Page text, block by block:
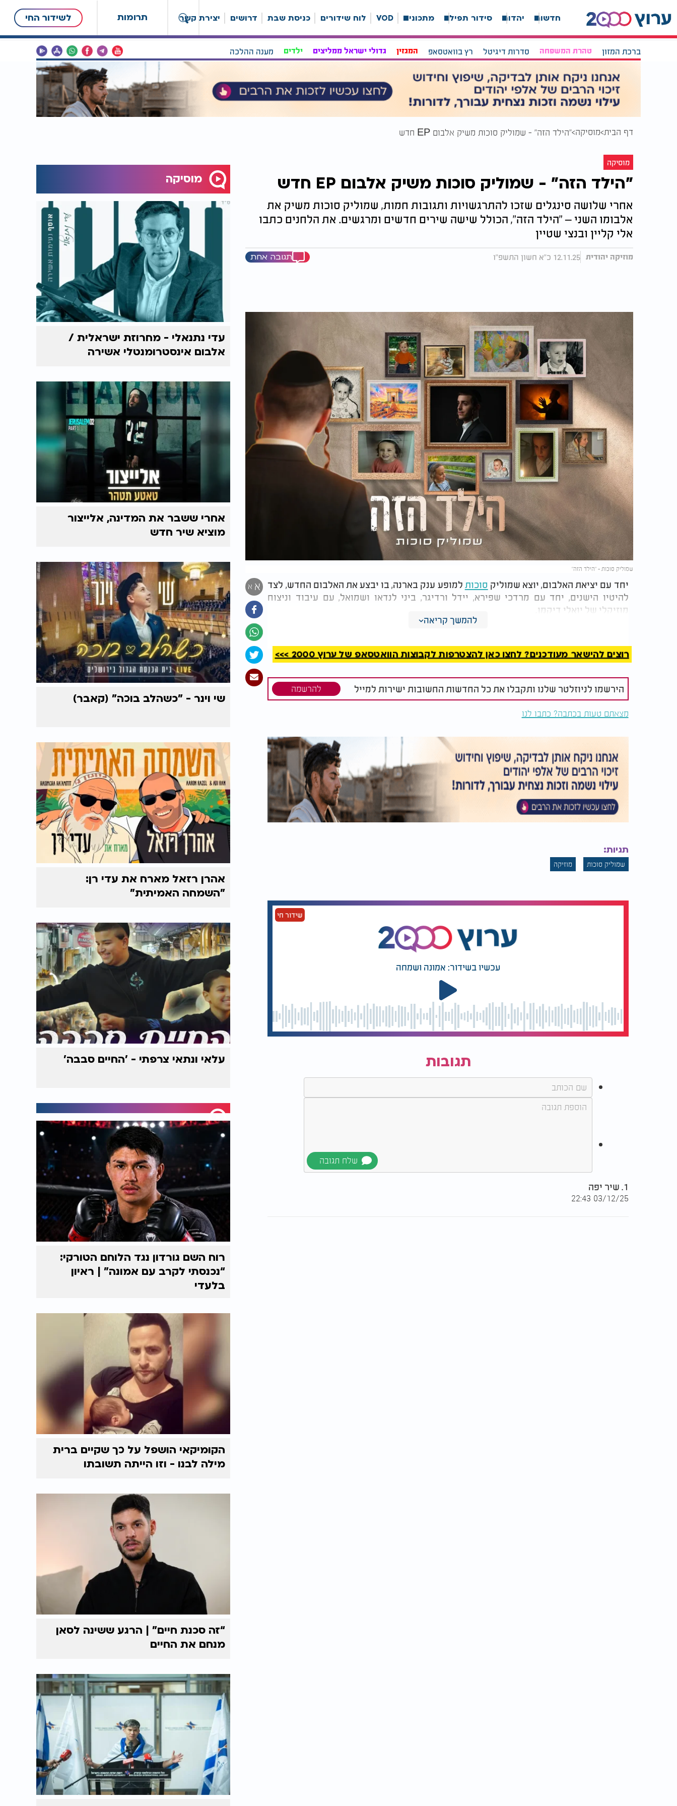
תרומות לשידור החי חדשות יהדות סידור תפילה מתכונים VOD לוח שידורים כניסת שבת דרושים יצירת קשר
ברכת המזון טהרת המשפחה סדרות דיגיטל רץ בוואטסאפ המגזין גדולי ישראל ממליצים ילדים מענה ההלכה
דף הבית מוסיקה "הילד הזה" - שמוליק סוכות משיק אלבום EP חדש
מוסיקה
"הילד הזה" - שמוליק סוכות משיק אלבום EP חדש
אחרי שלושה סינגלים שזכו להתרגשויות ותגובות חמות, שמוליק סוכות משיק את
אלבומו השני – "הילד הזה", הכולל שישה שירים חדשים ומרגשים. את הלחנים כתבו
אלי קליין ובנצי שטיין
מוזיקה יהודית 12.11.25 כ"א חשון התשפ"ו תגובה אחת
שמוליק סוכות - "הילד הזה"
א א יחד עם יציאת האלבום, יוצא שמוליק סוכות למופע ענק בארנה, בו יבצע את האלבום החדש, לצד
להיטיו הישנים, יחד עם מרדכי שפירא, יידל ורדיגר, ביני לנדאו ושמואל, עם עיבוד וניצוח
מוזיקלי של יואלי דיקמן.
להמשך קריאה
רוצים להישאר מעודכנים? לחצו כאן להצטרפות לקבוצות הוואטסאפ של ערוץ 2000 >>>
הירשמו לניוזלטר שלנו ותקבלו את כל החדשות החשובות ישירות למייל להרשמה
מצאתם טעות בכתבה? כתבו לנו
תגיות:
שמוליק סוכות מוזיקה
שידור חי
עכשיו בשידור: אמונה ושמחה
תגובות
1. שיר יפה
03/12/25 22:43
מוסיקה
עדי נתנאלי - מחרוזת ישראלית /
אלבום אינסטרומנטלי אשירה
אחרי ששבר את המדינה, אלייצור
מוציא שיר חדש
שי וינר - "כשהלב בוכה" (קאבר)
אהרן רזאל מארח את עדי רן:
"השמחה האמיתית"
עלאי ונתאי צרפתי - 'החיים סבבה'
רוח השם גורדון נגד הלוחם הטורקי:
“נכנסתי לקרב עם אמונה” | ראיון
בלעדי
הקומיקאי הושפל על כך שקיים ברית
מילה לבנו - וזו הייתה תשובתו
“זה סכנת חיים” | הרגע ששינה לסאן
מנחם את החיים